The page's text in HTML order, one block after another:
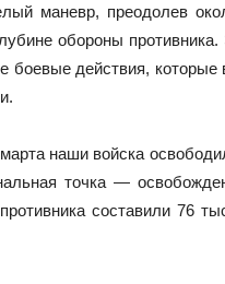
маневр, преодолев
обороны
боевые действия, которые
наши войска
точка —
составили 76